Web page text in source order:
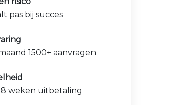
pas bij succes
1500+ aanvragen
weken uitbetaling